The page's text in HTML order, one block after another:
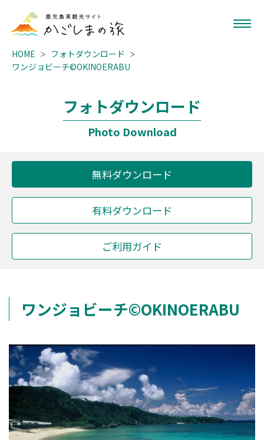
HOME
フォトダウンロード
ワンジョビーチ©OKINOERABU
フォトダウンロード
Photo Download
無料ダウンロード
有料ダウンロード
ご利用ガイド
ワンジョビーチ©OKINOERABU